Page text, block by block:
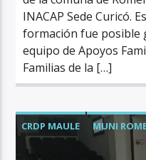
INACAP Sede Curicó.
formación fue posible
equipo de Apoyos
Familias de la […]
CRDP MAULE MUNI